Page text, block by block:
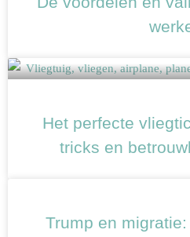
Het perfecte
tricks en
Trump en